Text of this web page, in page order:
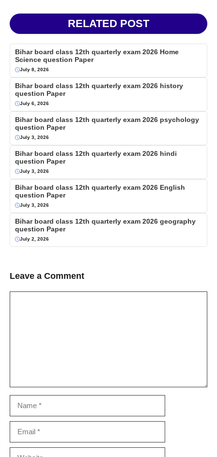
RELATED POST
Bihar board class 12th quarterly exam 2026 Home
Science question Paper
July 8, 2026
Bihar board class 12th quarterly exam 2026 history
question Paper
July 6, 2026
Bihar board class 12th quarterly exam 2026 psychology
question Paper
July 3, 2026
Bihar board class 12th quarterly exam 2026 hindi
question Paper
July 3, 2026
Bihar board class 12th quarterly exam 2026 English
question Paper
July 3, 2026
Bihar board class 12th quarterly exam 2026 geography
question Paper
July 2, 2026
Leave a Comment